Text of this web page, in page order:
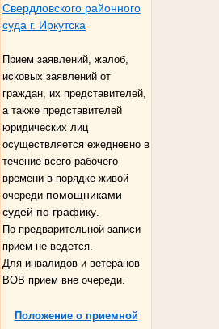
Свердловского районного
суда г. Иркутска
Прием заявлений, жалоб,
исковых заявлений от
граждан, их представителей,
а также представителей
юридических лиц
осуществляется ежедневно в
течение всего рабочего
времени в порядке живой
очереди помощниками
судей по графику
По предварительной записи
прием не ведется.
Для инвалидов и ветеранов
ВОВ прием вне очереди.
Положение о приемной